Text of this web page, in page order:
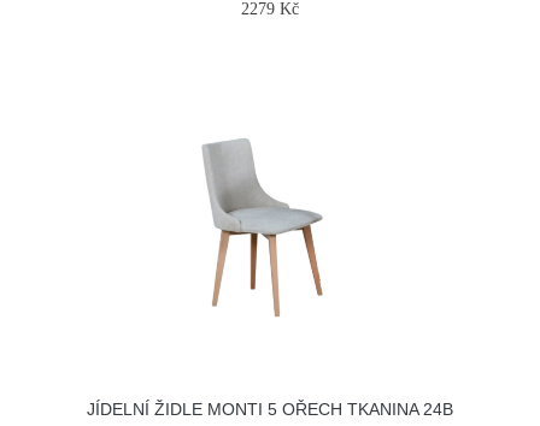
2279 Kč
JÍDELNÍ ŽIDLE MONTI 5 OŘECH TKANINA 24B